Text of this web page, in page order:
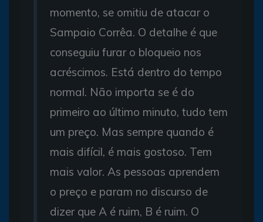
momento, se omitiu de atacar o
Sampaio Corrêa. O detalhe é que
conseguiu furar o bloqueio nos
acréscimos. Está dentro do tempo
normal. Não importa se é do
primeiro ao último minuto, tudo tem
um preço. Mas sempre quando é
mais difícil, é mais gostoso. Tem
mais valor. As pessoas aprendem
o preço e param no discurso de
dizer que A é ruim, B é ruim. O